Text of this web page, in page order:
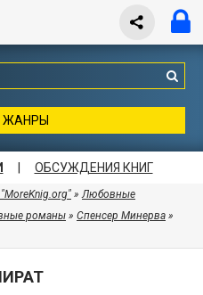
ЖАНРЫ
ОБСУЖДЕНИЯ КНИГ
»Любовные
романы » Спенсер Минерва »